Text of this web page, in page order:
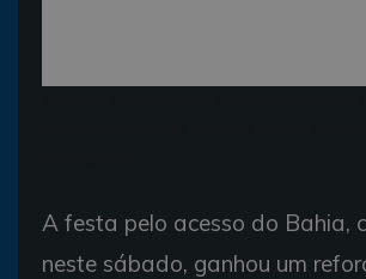
A festa pelo acesso do Bahia,
neste sábado, ganhou um